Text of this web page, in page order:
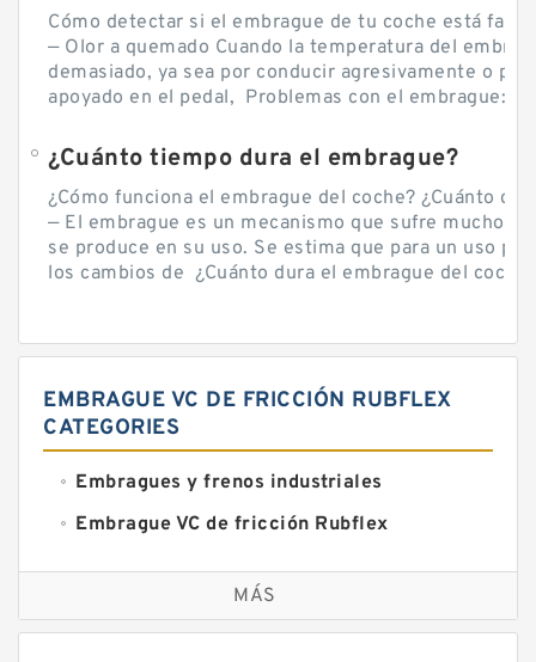
Cómo detectar si el embrague de tu coche está
— Olor a quemado Cuando la temperatura del
demasiado, ya sea por conducir agresivamente o
apoyado en el pedal, Problemas con el embrague:
¿Cuánto tiempo dura el embrague?
¿Cómo funciona el embrague del coche? ¿Cuánto
— El embrague es un mecanismo que sufre mucho
se produce en su uso. Se estima que para un uso
los cambios de ¿Cuánto dura el embrague del
EMBRAGUE VC DE FRICCIÓN RUBFLEX
CATEGORIES
Embragues y frenos industriales
Embrague VC de fricción Rubflex
Embragues y frenos VC
MÁS